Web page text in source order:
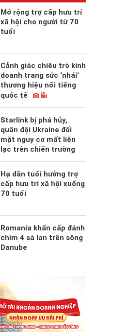
Mở rộng trợ cấp hưu trí
xã hội cho người từ 70
tuổi
Cảnh giác chiêu trò kinh
doanh trang sức ‘nhái’
thương hiệu nổi tiếng
quốc tế
Starlink bị phá hủy,
quân đội Ukraine đối
mặt nguy cơ mất liên
lạc trên chiến trường
Hạ dần tuổi hưởng trợ
cấp hưu trí xã hội xuống
70 tuổi
Romania khẩn cấp đánh
chìm 4 sà lan trên sông
Danube